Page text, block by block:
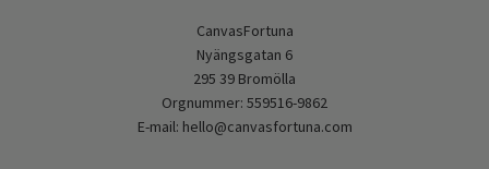
CanvasFortuna
Nyängsgatan 6
295 39 Bromölla
Orgnummer: 559516-9862
E-mail: hello@canvasfortuna.com